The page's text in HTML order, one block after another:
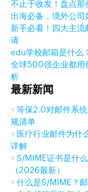
不止于收发！盘点
出海必备，境外公司
新手必看！四大主
请
edu学校邮箱是什么
全球500强企业都用
析
最新新闻
等保2.0对邮件系
规清单
医疗行业邮件为什
详解
S/MIME证书是什
（2026最新）
什么是S/MIME？